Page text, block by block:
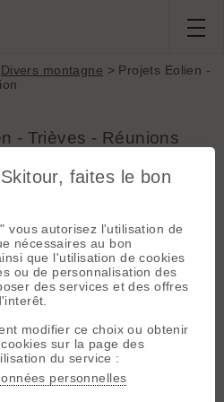
Divers montagne > Projets Eolien -
- Trièves - Réunions
Aller à la page :Précédente 1
sujets Chercher Archives
pas les éoliennes pour
réduire la faim dans le
faites le bon
vous autorisez l'utilisation de
nécessaires au bon
que l'utilisation de cookies
ou de personnalisation des
des services et des offres
modifier ce choix ou obtenir
sur la page des
du service :
personnelles